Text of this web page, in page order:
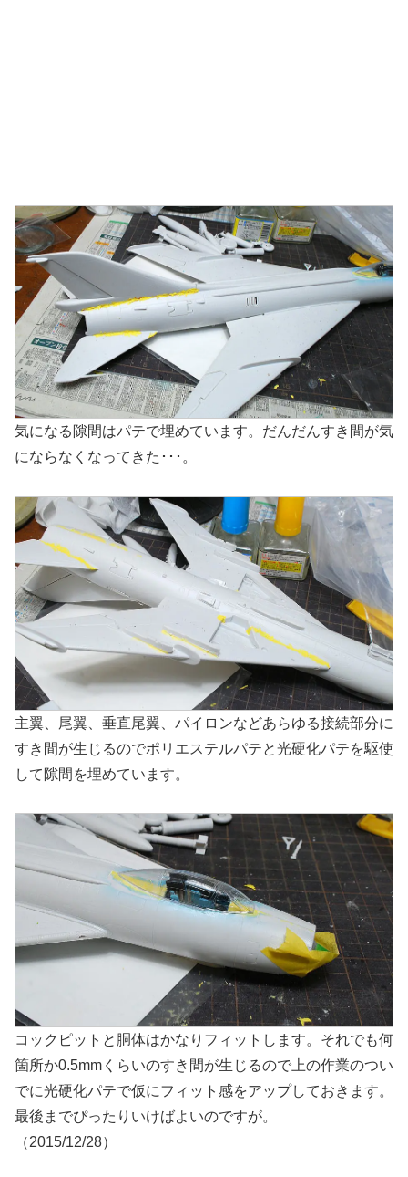
気になる隙間はパテで埋めています。だんだんすき間が気
にならなくなってきた･･･。
主翼、尾翼、垂直尾翼、パイロンなどあらゆる接続部分に
すき間が生じるのでポリエステルパテと光硬化パテを駆使
して隙間を埋めています。
コックピットと胴体はかなりフィットします。それでも何
箇所か0.5mmくらいのすき間が生じるので上の作業のつい
でに光硬化パテで仮にフィット感をアップしておきます。
最後までぴったりいけばよいのですが。
（2015/12/28）